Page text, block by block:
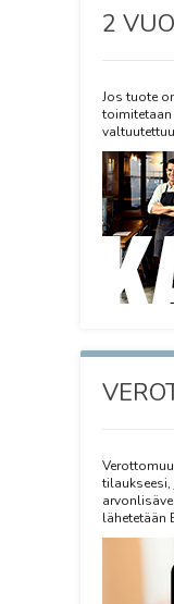
2
Jos tuote
lähetetään